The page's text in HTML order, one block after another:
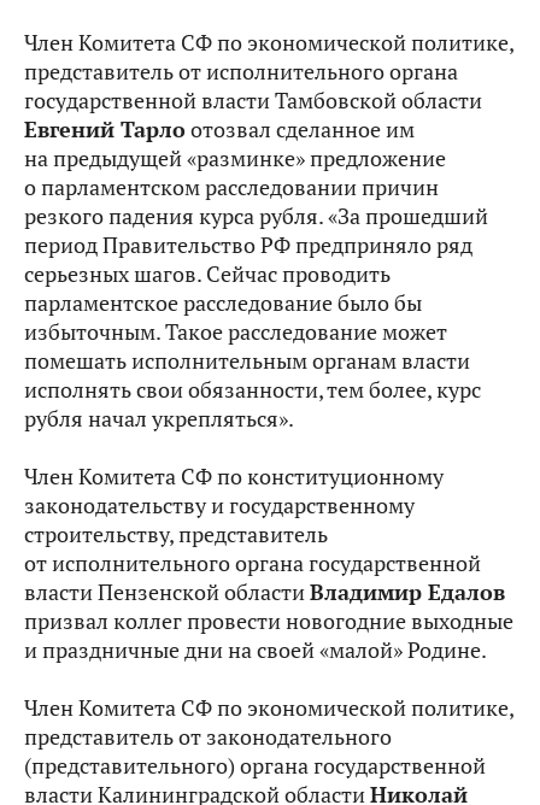
Член Комитета СФ по экономической политике,
представитель от исполнительного органа
государственной власти Тамбовской области
Евгений Тарлоотозвал сделанное им
на предыдущей «разминке» предложение
о парламентском расследовании причин
резкого падения курса рубля. «За прошедший
период Правительство РФ предприняло ряд
серьезных шагов. Сейчас проводить
парламентское расследование было бы
избыточным. Такое расследование может
помешать исполнительным органам власти
исполнять свои обязанности, тем более, курс
рубля начал укрепляться».
Член Комитета СФ по конституционному
законодательству и государственному
строительству, представитель
от исполнительного органа государственной
власти Пензенской областиВладимир Едалов
призвал коллег провести новогодние выходные
и праздничные дни на своей «малой» Родине.
Член Комитета СФ по экономической политике,
представитель от законодательного
(представительного) органа государственной
власти Калининградской областиНиколай